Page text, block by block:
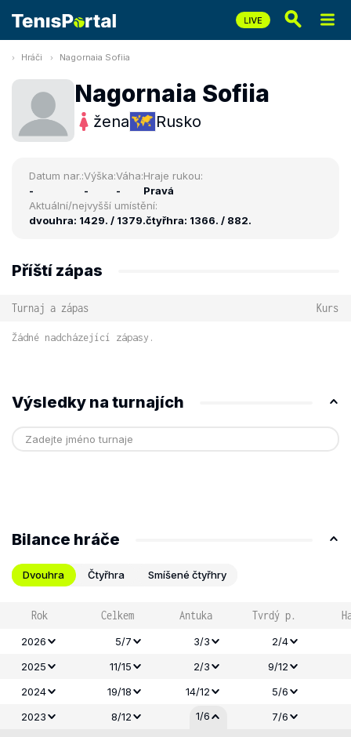
Hráči Nagornaia Sofiia
Nagornaia Sofiia
žena Rusko
Datum nar.:
-
Výška:
-
Váha:
-
Hraje rukou:
Pravá
Aktuální/nejvyšší umístění:
dvouhra: 1429. / 1379.čtyřhra: 1366. / 882.
Příští zápas
Turnaj a zápas Kurs
Žádné nadcházející zápasy.
Výsledky na turnajích
Bilance hráče
Dvouhra Čtyřhra Smíšené čtyřhry
Rok Celkem Antuka Tvrdý p.
2026 5/7 3/3
2/4
2025
11/15 2/3
9/12
2024
19/18 14/12
5/6
2023
8/12 1/6 7/6